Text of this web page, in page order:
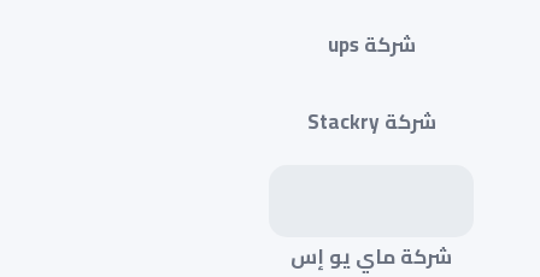
شركة ups
شركة Stackry
شركة ماي يو إس